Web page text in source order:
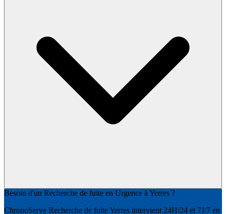
Besoin d'un Recherche de fuite en Urgence à Yerres ?
ChronoServe Recherche de fuite Yerres intervient 24H/24 et 7J/7 en